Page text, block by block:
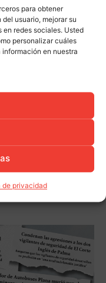
para obtener
usuario, mejorar su
redes sociales. Usted
personalizar cuáles
en nuestra
de privacidad